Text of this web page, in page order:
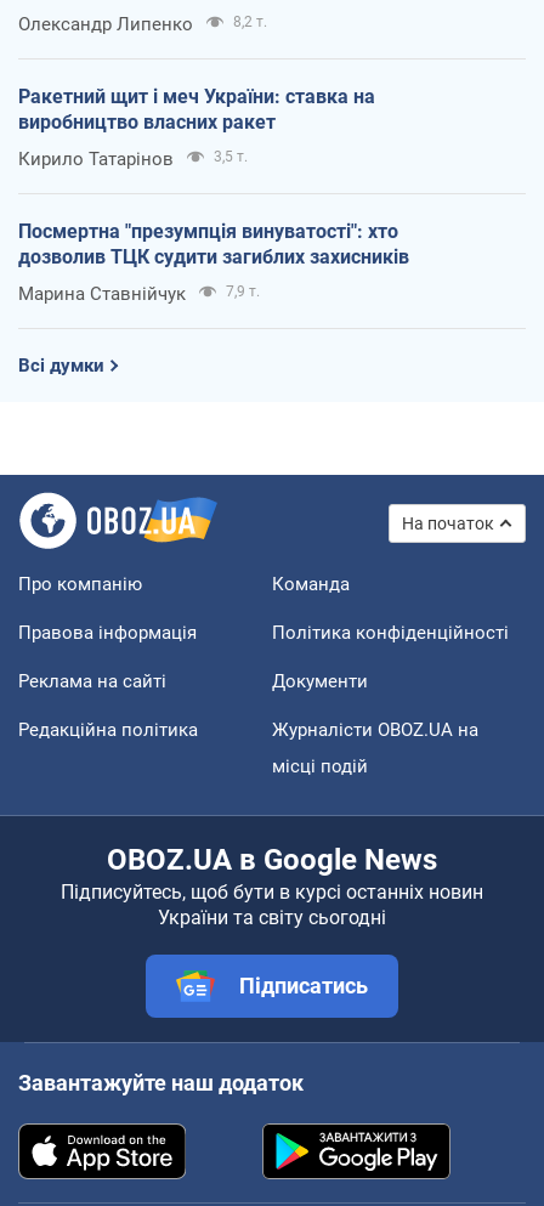
Олександр Липенко 8,2 т.
Ракетний щит і меч України: ставка на
виробництво власних ракет
Кирило Татарінов 3,5 т.
Посмертна "презумпція винуватості": хто
дозволив ТЦК судити загиблих захисників
Марина Ставнійчук 7,9 т.
Всі думки
На початок
Про компанію Команда
Правова інформація Політика конфіденційності
Реклама на сайті Документи
Редакційна політика
Журналісти OBOZ.UA на
місці подій
OBOZ.UA в Google News
Підписуйтесь, щоб бути в курсі останніх новин
України та світу сьогодні
Підписатись
Завантажуйте наш додаток